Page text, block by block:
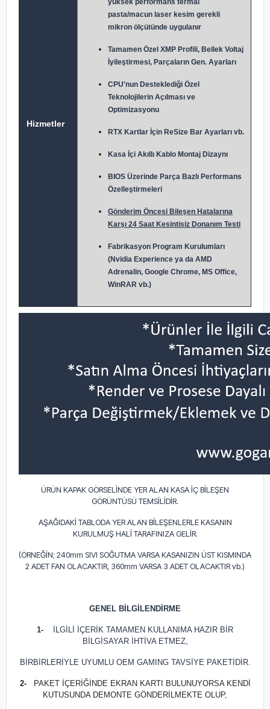
Hizmetler
yüksek performans termal
pasta/macun laser kesim gerekli
mikron ölçütünde uygulanır
Tamamen Özel XMP Profili, Bellek Voltaj
İyileştirmesi, Parçaların Gen. Ayarları
CPU'nun Desteklediği Özel
Teknolojilerin Açılması ve
Optimizasyonu
RTX Kartlar İçin ReSize Bar Ayarları vb.
Kasa İçi Akıllı Kablo Montaj Dizaynı
BIOS Üzerinde Parça Bazlı Performans
Özelleştirmeleri
Gönderim Öncesi Bileşen Hatalarına
Karşı 24 Saat Kesintisiz Donanım Testi
Fabrikasyon Program Kurulumları
(Nvidia Experience ya da AMD
Adrenalin, Google Chrome, MS Office,
WinRAR vb.)
ÜRÜN KAPAK GÖRSELİNDE YER ALAN KASA İÇ BİLEŞEN
GÖRÜNTÜSÜ TEMSİLİDİR.
AŞAĞIDAKİ TABLODA YER ALAN BİLEŞENLERLE KASANIN
KURULMUŞ HALİ TARAFINIZA GELİR.
(ÖRNEĞİN; 240mm SIVI SOĞUTMA VARSA KASANIZIN ÜST KISMINDA
2 ADET FAN OLACAKTIR, 360mm VARSA 3 ADET OLACAKTIR vb.)
GENEL BİLGİLENDİRME
1-
İLGİLİ İÇERİK TAMAMEN KULLANIMA HAZIR BİR
BİLGİSAYAR İHTİVA ETMEZ,
BİRBİRLERİYLE UYUMLU OEM GAMING TAVSİYE PAKETİDİR.
2-
PAKET İÇERİĞİNDE EKRAN KARTI BULUNUYORSA KENDİ
KUTUSUNDA DEMONTE GÖNDERİLMEKTE OLUP,